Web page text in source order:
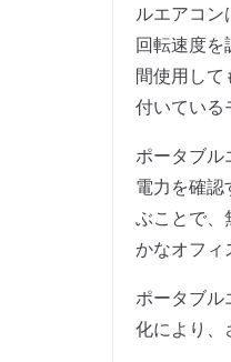
ルエアコ
回転速度
間使用し
付いている
ポータブル
電力を確
ぶことで、
かなオフィ
ポータブル
化により、